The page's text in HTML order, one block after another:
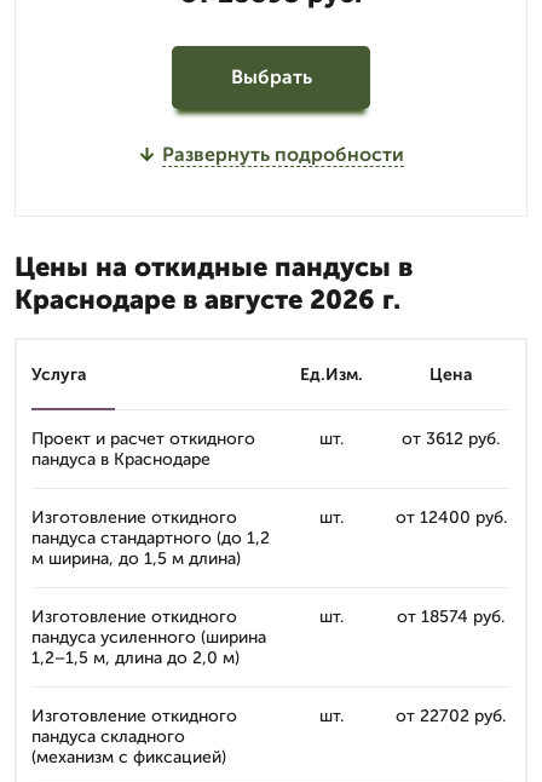
Выбрать
Развернуть подробности
Цены на откидные пандусы в
Краснодаре в августе 2026 г.
Услуга Ед.Изм. Цена
Проект и расчет откидного
пандуса в Краснодаре
шт. от 3612 руб.
Изготовление откидного
пандуса стандартного (до 1,2
м ширина, до 1,5 м длина)
шт. от 12400 руб.
Изготовление откидного
пандуса усиленного (ширина
1,2–1,5 м, длина до 2,0 м)
шт. от 18574 руб.
Изготовление откидного
пандуса складного
(механизм с фиксацией)
шт. от 22702 руб.